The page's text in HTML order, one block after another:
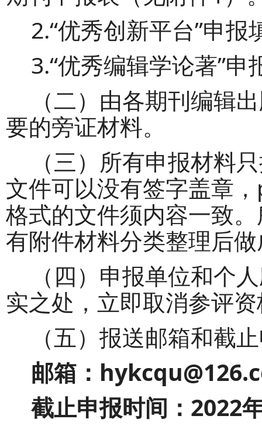
2.“优秀创新平台”申
3.“优秀编辑学论著”
（二） 由各期刊编辑
要的旁证材料。
（三） 所有申报材料
文件可以没有签字盖章，
格式的文件须内容一致
有附件材料分类整理后
（四）申报单位和个
实之处，立即取消参评
（五） 报送邮箱和截
邮箱：
截止申报时间： 2022